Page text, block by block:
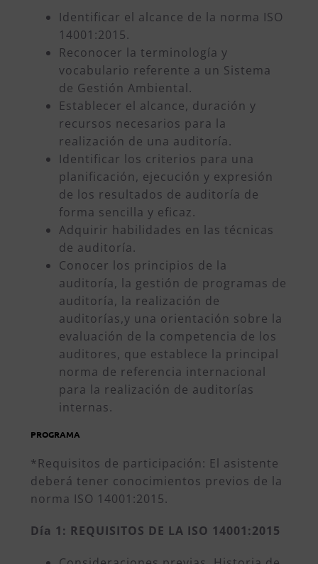
Identificar el alcance de la norma ISO
14001:2015.
Reconocer la terminología y
vocabulario referente a un Sistema
de Gestión Ambiental.
Establecer el alcance, duración y
recursos necesarios para la
realización de una auditoría.
Identificar los criterios para una
planificación, ejecución y expresión
de los resultados de auditoría de
forma sencilla y eficaz.
Adquirir habilidades en las técnicas
de auditoría.
Conocer los principios de la
auditoría, la gestión de programas de
auditoría, la realización de
auditorías,y una orientación sobre la
evaluación de la competencia de los
auditores, que establece la principal
norma de referencia internacional
para la realización de auditorías
internas.
PROGRAMA
*Requisitos de participación: El asistente
deberá tener conocimientos previos de la
norma ISO 14001:2015.
Día 1: REQUISITOS DE LA ISO 14001:2015